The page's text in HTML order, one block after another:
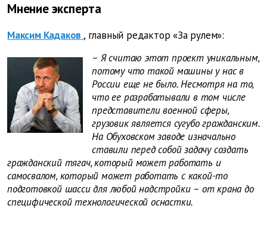
Мнение эксперта
Максим Кадаков , главный редактор «За рулем»:
– Я считаю этот проект уникальным,
потому что такой машины у нас в
России еще не было. Несмотря на то,
что ее разрабатывали в том числе
представители военной сферы,
грузовик является сугубо гражданским.
На Обуховском заводе изначально
ставили перед собой задачу создать
гражданский тягач, который может работать и
самосвалом, который может работать с какой-то
подготовкой шасси для любой надстройки – от крана до
специфической технологической оснастки.